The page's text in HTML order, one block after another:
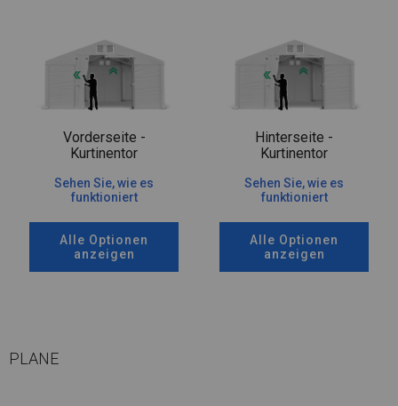
Vorderseite -
Kurtinentor
Sehen Sie, wie es
funktioniert
Alle Optionen
anzeigen
Hinterseite -
Kurtinentor
Sehen Sie, wie es
funktioniert
Alle Optionen
anzeigen
PLANE